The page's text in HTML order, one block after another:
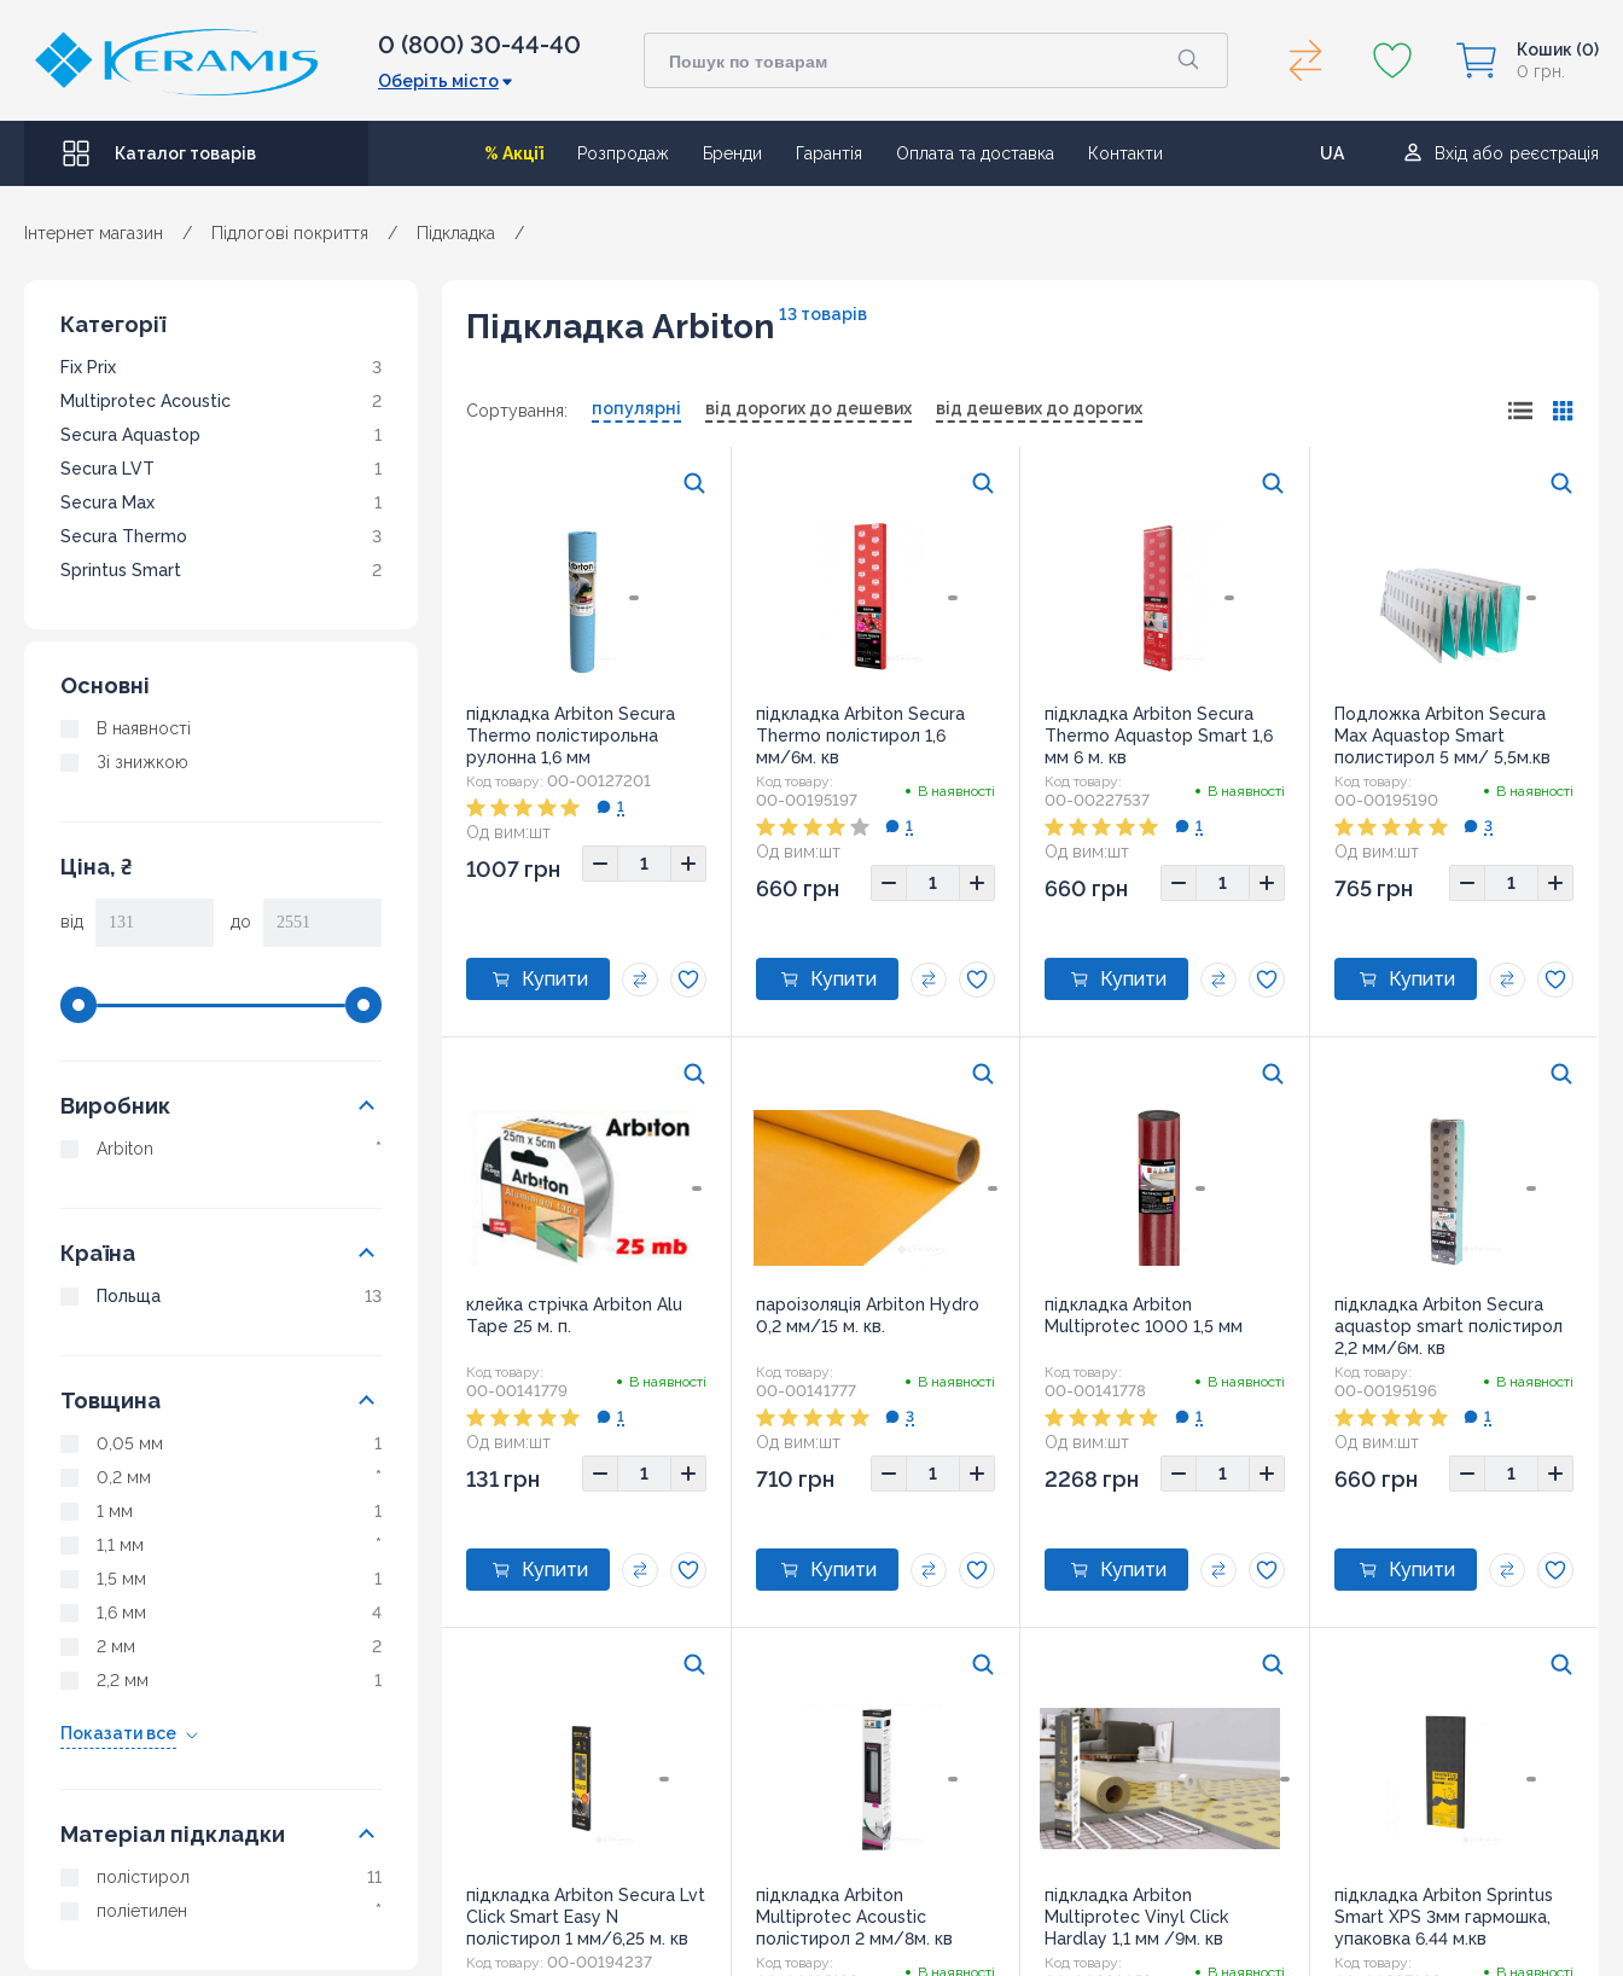
0 (800) 30-44-40
Оберіть місто
Кошик (0)
0 грн.
Каталог товарів % Акції Розпродаж Бренди Гарантія Оплата та доставка Контакти
UA
RU
Вхід або реєстрація
Інтернет магазин / Підлогові покриття / Підкладка /
Категорії
Fix Prix
3
Multiprotec Acoustic
2
Secura Aquastop
1
Secura LVT
1
Secura Max
1
Secura Thermo
3
Sprintus Smart
2
Основні
В наявності
Зі знижкою
Ціна, ₴
від до
Виробник
Arbiton *
Країна
Польща 13
Товщина
0,05 мм
1
0,2 мм
*
1 мм
1
1,1 мм
*
1,5 мм
1
1,6 мм
4
2 мм
2
2,2 мм
1
Показати все
Матеріал підкладки
полістирол
11
поліетилен
*
Підкладка Arbiton 13 товарів
Сортування: популярні від дорогих до дешевих від дешевих до дорогих
підкладка Arbiton Secura
Thermo полістирольна
рулонна 1,6 мм
Код товару: 00-00127201
Од вим:шт
1
1007 грн
підкладка Arbiton Secura
Thermo полістирол 1,6
мм/6м. кв
Код товару:
00-00195197 В наявності
Од вим:шт
1
660 грн
підкладка Arbiton Secura
Thermo Aquastop Smart 1,6
мм 6 м. кв
Код товару:
00-00227537 В наявності
Од вим:шт
1
660 грн
Подложка Arbiton Secura
Max Aquastop Smart
полистирол 5 мм/ 5,5м.кв
Код товару:
00-00195190 В наявності
Од вим:шт
3
765 грн
клейка стрічка Arbiton Alu
Tape 25 м. п.
Код товару:
00-00141779 В наявності
Од вим:шт
1
131 грн
пароізоляція Arbiton Hydro
0,2 мм/15 м. кв.
Код товару:
00-00141777 В наявності
Од вим:шт
3
710 грн
підкладка Arbiton
Multiprotec 1000 1,5 мм
Код товару:
00-00141778 В наявності
Од вим:шт
1
2268 грн
підкладка Arbiton Secura
aquastop smart полістирол
2,2 мм/6м. кв
Код товару:
00-00195196 В наявності
Од вим:шт
1
660 грн
підкладка Arbiton Secura Lvt
Click Smart Easy N
полістирол 1 мм/6,25 м. кв
Код товару: 00-00194237
підкладка Arbiton
Multiprotec Acoustic
полістирол 2 мм/8м. кв
Код товару:
В наявності
підкладка Arbiton
Multiprotec Vinyl Click
Hardlay 1,1 мм /9м. кв
Код товару:
В наявності
підкладка Arbiton Sprintus
Smart XPS 3мм гармошка,
упаковка 6.44 м.кв
Код товару:
В наявності